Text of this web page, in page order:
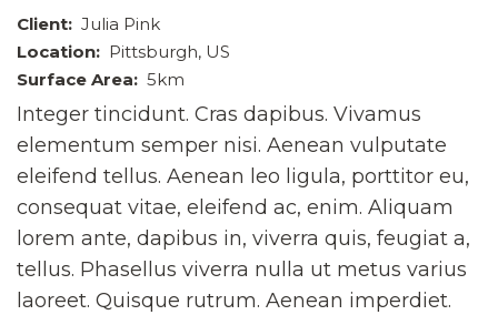
Client: Julia Pink
Location: Pittsburgh, US
Surface Area: 5km
Integer tincidunt. Cras dapibus. Vivamus
elementum semper nisi. Aenean vulputate
eleifend tellus. Aenean leo ligula, porttitor eu,
consequat vitae, eleifend ac, enim. Aliquam
lorem ante, dapibus in, viverra quis, feugiat a,
tellus. Phasellus viverra nulla ut metus varius
laoreet. Quisque rutrum. Aenean imperdiet.